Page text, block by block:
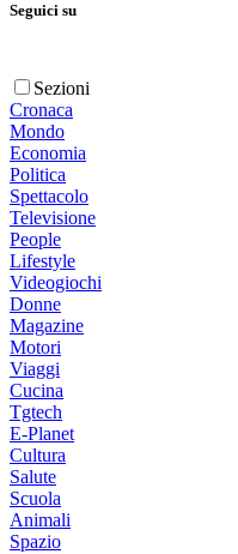
Seguici su
Sezioni
Cronaca
Mondo
Economia
Politica
Spettacolo
Televisione
People
Lifestyle
Videogiochi
Donne
Magazine
Motori
Viaggi
Cucina
Tgtech
E-Planet
Cultura
Salute
Scuola
Animali
Spazio